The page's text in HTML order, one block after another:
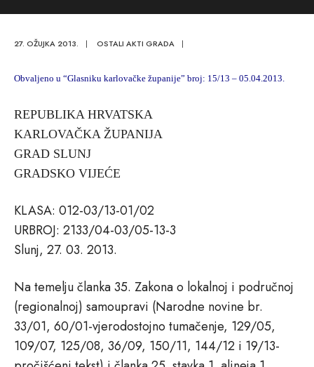
27. OŽUJKA 2013. | OSTALI AKTI GRADA |
Obvaljeno u “Glasniku karlovačke županije” broj: 15/13 – 05.04.2013.
REPUBLIKA HRVATSKA
KARLOVAČKA ŽUPANIJA
GRAD SLUNJ
GRADSKO VIJEĆE
KLASA: 012-03/13-01/02
URBROJ: 2133/04-03/05-13-3
Slunj, 27. 03. 2013.
Na temelju članka 35. Zakona o lokalnoj i područnoj
(regionalnoj) samoupravi (Narodne novine br.
33/01, 60/01-vjerodostojno tumačenje, 129/05,
109/07, 125/08, 36/09, 150/11, 144/12 i 19/13-